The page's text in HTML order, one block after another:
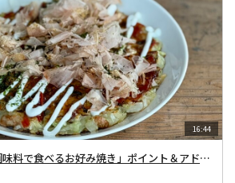
16:44
#77のお題「自家製調味料で食べるお好み焼き」ポイント＆アドバイス・地粉のまぜまぜパン＆米粉のふわもこパン総括